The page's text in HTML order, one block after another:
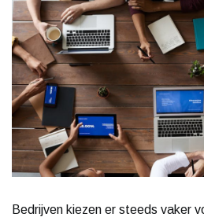
Bedrijven kiezen er steeds vaker